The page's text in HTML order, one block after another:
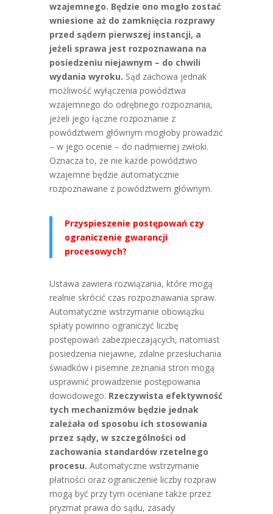
wzajemnego. Będzie ono mogło zostać
wniesione aż do zamknięcia rozprawy
przed sądem pierwszej instancji, a
jeżeli sprawa jest rozpoznawana na
posiedzeniu niejawnym – do chwili
wydania wyroku. Sąd zachowa jednak
możliwość wyłączenia powództwa
wzajemnego do odrębnego rozpoznania,
jeżeli jego łączne rozpoznanie z
powództwem głównym mogłoby prowadzić
– w jego ocenie – do nadmiernej zwłoki.
Oznacza to, że nie każde powództwo
wzajemne będzie automatycznie
rozpoznawane z powództwem głównym.
Przyspieszenie postępowań czy
ograniczenie gwarancji
procesowych?
Ustawa zawiera rozwiązania, które mogą
realnie skrócić czas rozpoznawania spraw.
Automatyczne wstrzymanie obowiązku
spłaty powinno ograniczyć liczbę
postępowań zabezpieczających, natomiast
posiedzenia niejawne, zdalne przesłuchania
świadków i pisemne zeznania stron mogą
usprawnić prowadzenie postępowania
dowodowego. Rzeczywista efektywność
tych mechanizmów będzie jednak
zależała od sposobu ich stosowania
przez sądy, w szczególności od
zachowania standardów rzetelnego
procesu. Automatyczne wstrzymanie
płatności oraz ograniczenie liczby rozpraw
mogą być przy tym oceniane także przez
pryzmat prawa do sądu, zasady